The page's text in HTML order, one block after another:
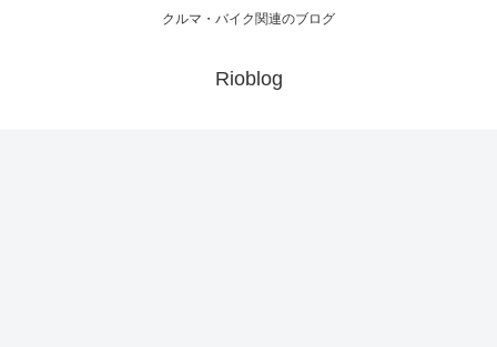
クルマ・バイク関連のブログ
Rioblog